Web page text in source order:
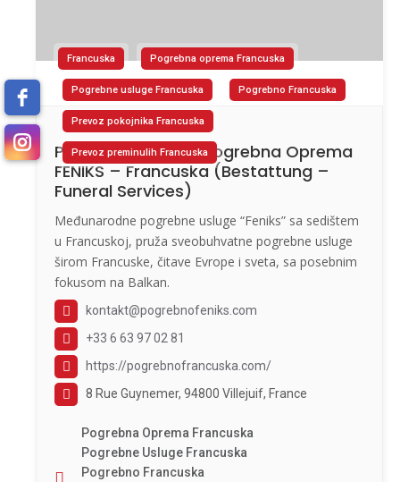
Francuska Pogrebna oprema Francuska
Pogrebne usluge Francuska Pogrebno Francuska
Prevoz pokojnika Francuska
Prevoz preminulih Francuska
Pogrebne Usluge I Pogrebna Oprema
FENIKS – Francuska (Bestattung –
Funeral Services)
Međunarodne pogrebne usluge “Feniks” sa sedištem
u Francuskoj, pruža sveobuhvatne pogrebne usluge
širom Francuske, čitave Evrope i sveta, sa posebnim
fokusom na Balkan.
kontakt@pogrebnofeniks.com
+33 6 63 97 02 81
https://pogrebnofrancuska.com/
8 Rue Guynemer, 94800 Villejuif, France
Pogrebna Oprema Francuska
Pogrebne Usluge Francuska
Pogrebno Francuska